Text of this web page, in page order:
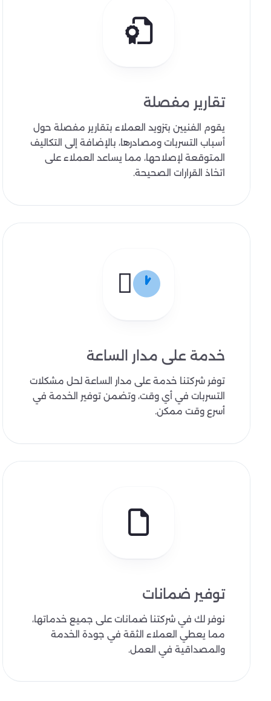
تقارير مفصلة
يقوم الفنيين بتزويد العملاء بتقارير مفصلة حول
أسباب التسربات ومصادرها، بالإضافة إلى التكاليف
المتوقعة لإصلاحها، مما يساعد العملاء على
اتخاذ القرارات الصحيحة.
خدمة على مدار الساعة
توفر شركتنا خدمة على مدار الساعة لحل مشكلات
التسربات في أي وقت، وتضمن توفير الخدمة في
أسرع وقت ممكن.
توفير ضمانات
نوفر لك في شركتنا ضمانات على جميع خدماتها،
مما يعطي العملاء الثقة في جودة الخدمة
والمصداقية في العمل.